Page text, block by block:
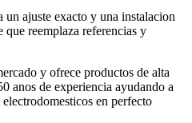
ajuste exacto y una instalacion
reemplaza referencias y
y ofrece productos de alta
anos de experiencia ayudando a
en perfecto